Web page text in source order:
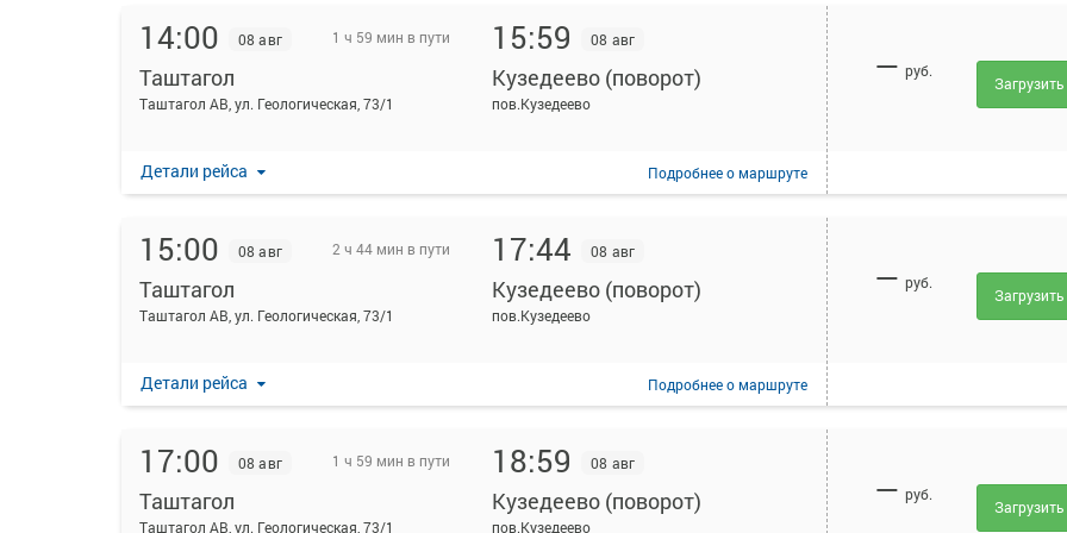
14:00 08 авг 1 ч 59 мин в пути
Таштагол
Таштагол АВ, ул. Геологическая, 73/1
15:59 08 авг
Кузедеево (поворот)
пов.Кузедеево
Детали рейса Подробнеео маршруте
— руб.
15:00 08 авг 2 ч 44 мин в пути
Таштагол
Таштагол АВ, ул. Геологическая, 73/1
17:44 08 авг
Кузедеево (поворот)
пов.Кузедеево
Детали рейса Подробнеео маршруте
— руб.
17:00 08 авг 1 ч 59 мин в пути
Таштагол
Таштагол АВ, ул. Геологическая, 73/1
18:59 08 авг
Кузедеево (поворот)
пов.Кузедеево
— руб.